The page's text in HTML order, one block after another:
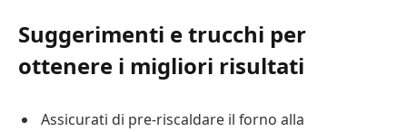
Suggerimenti e trucchi per
ottenere i migliori risultati
Assicurati di pre-riscaldare il forno alla